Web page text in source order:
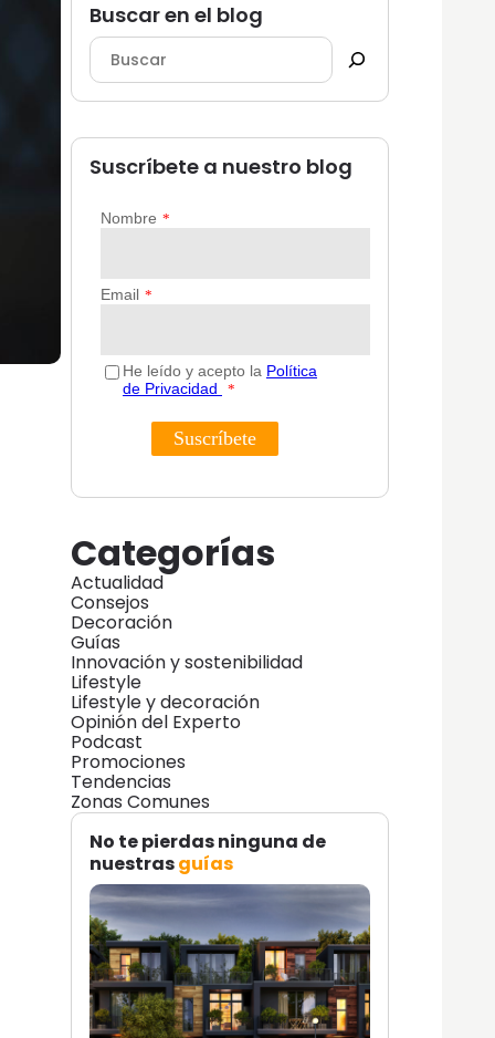
Buscar en el blog
Suscríbete a nuestro blog
Categorías
Actualidad
Consejos
Decoración
Guías
Innovación y sostenibilidad
Lifestyle
Lifestyle y decoración
Opinión del Experto
Podcast
Promociones
Tendencias
Zonas Comunes
No te pierdas ninguna de
nuestrasguías